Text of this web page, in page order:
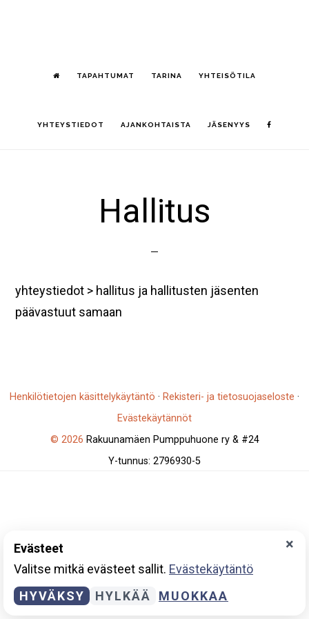
TAPAHTUMAT TARINA YHTEISÖTILA
YHTEYSTIEDOT AJANKOHTAISTA JÄSENYYS
Hallitus
yhteystiedot > hallitus ja hallitusten jäsenten
päävastuut samaan
Henkilötietojen käsittelykäytäntö · Rekisteri- ja tietosuojaseloste ·
Evästekäytännöt
© 2026 Rakuunamäen Pumppuhuone ry & #24
Y-tunnus: 2796930-5
×
Evästeet
Valitse mitkä evästeet sallit. Evästekäytäntö
HYVÄKSY
HYLKÄÄ MUOKKAA